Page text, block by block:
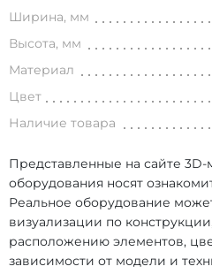
Ширина, мм
Высота, мм
Материал
Цвет
Наличие товара
Представленные на сайте
оборудования носят
Реальное оборудование
визуализации по
расположению элементов,
зависимости от модели и